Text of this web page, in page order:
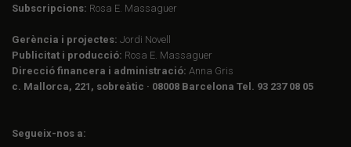
Subscripcions: Rosa E. Massaguer
Gerència i projectes: Jordi Novell
Publicitat i producció: Rosa E. Massaguer
Direcció financera i administració: Anna Gris
c. Mallorca, 221, sobreàtic · 08008 Barcelona Tel. 93 237 08 05
Segueix-nos a: